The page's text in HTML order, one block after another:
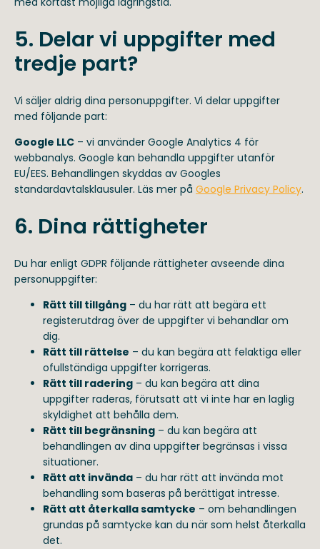
5. Delar vi uppgifter med
tredje part?
Vi säljer aldrig dina personuppgifter. Vi delar uppgifter
med följande part:
Google LLC – vi använder Google Analytics 4 för
webbanalys. Google kan behandla uppgifter utanför
EU/EES. Behandlingen skyddas av Googles
standardavtalsklausuler. Läs mer på Google Privacy Policy.
6. Dina rättigheter
Du har enligt GDPR följande rättigheter avseende dina
personuppgifter:
Rätt till tillgång – du har rätt att begära ett
registerutdrag över de uppgifter vi behandlar om
dig.
Rätt till rättelse – du kan begära att felaktiga eller
ofullständiga uppgifter korrigeras.
Rätt till radering – du kan begära att dina
uppgifter raderas, förutsatt att vi inte har en laglig
skyldighet att behålla dem.
Rätt till begränsning – du kan begära att
behandlingen av dina uppgifter begränsas i vissa
situationer.
Rätt att invända – du har rätt att invända mot
behandling som baseras på berättigat intresse.
Rätt att återkalla samtycke – om behandlingen
grundas på samtycke kan du när som helst återkalla
det.